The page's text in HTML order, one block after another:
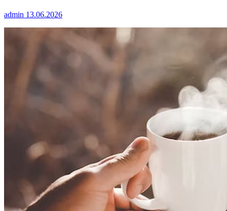
admin 13.06.2026